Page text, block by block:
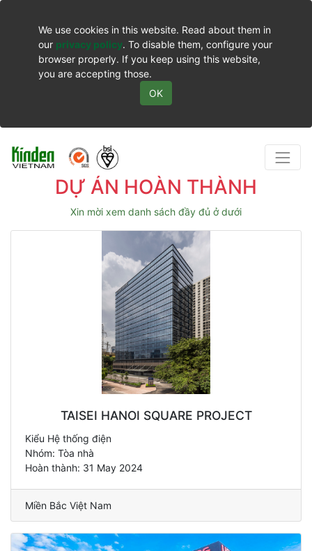
We use cookies in this website. Read about them in
our privacy policy. To disable them, configure your
browser properly. If you keep using this website,
you are accepting those.
OK
DỰ ÁN HOÀN THÀNH
Xin mời xem danh sách đầy đủ ở dưới
TAISEI HANOI SQUARE PROJECT
Kiểu Hệ thống điện
Nhóm: Tòa nhà
Hoàn thành: 31 May 2024
Miền Bắc Việt Nam